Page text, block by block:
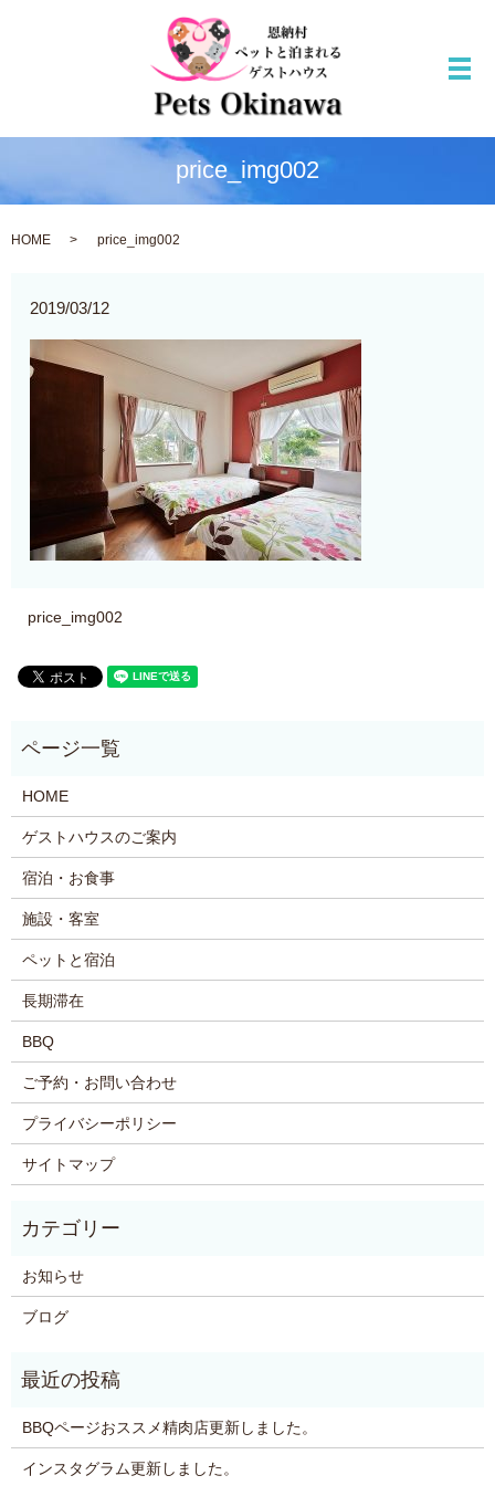
メ
price_img002
HOME price_img002
2019/03/12
price_img002
HOME
ゲストハウスのご案内
宿泊・お食事
施設・客室
ペットと宿泊
長期滞在
BBQ
ご予約・お問い合わせ
プライバシーポリシー
サイトマップ
お知らせ
ブログ
BBQページおススメ精肉店更新しました。
インスタグラム更新しました。